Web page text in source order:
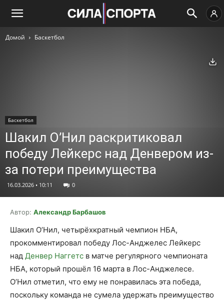
Домой Баскетбол
Баскетбол
Шакил О’Нил раскритиковал
победу Лейкерс над Денвером из-
за потери преимущества
16.03.2026 • 10:11 0
Автор: Александр Барбашов
Шакил О’Нил, четырёхкратный чемпион НБА,
прокомментировал победу Лос-Анджелес Лейкерс
над Денвер Наггетс в матче регулярного чемпионата
НБА, который прошёл 16 марта в Лос-Анджелесе.
О’Нил отметил, что ему не понравилась эта победа,
поскольку команда не сумела удержать преимущество